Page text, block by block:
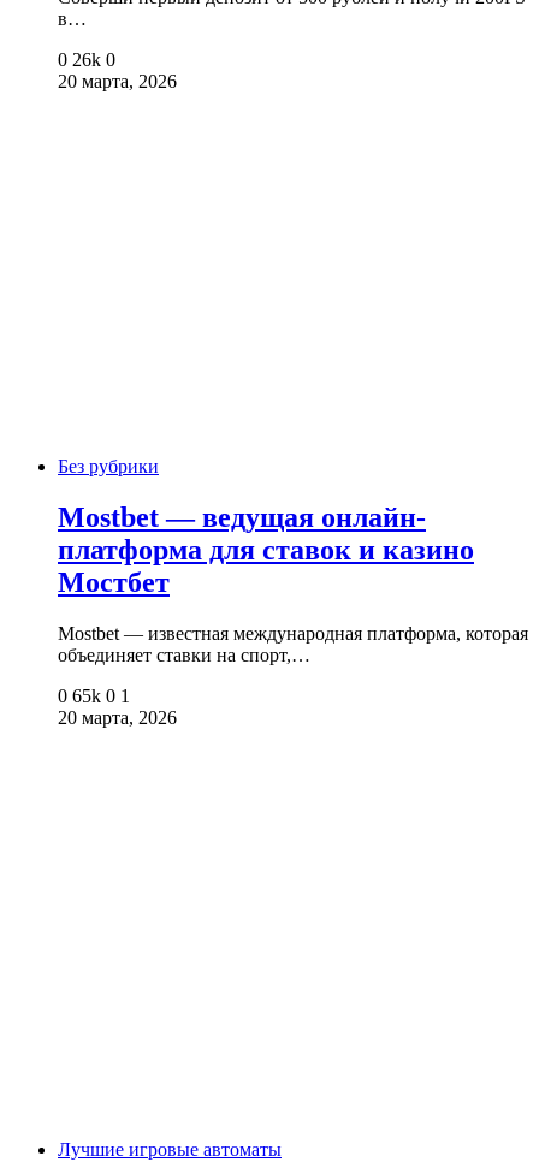
в…
0 26k 0
20 марта, 2026
Без рубрики
Mostbet — ведущая онлайн-
платформа для ставок и казино
Мостбет
Mostbet — известная международная платформа, которая
объединяет ставки на спорт,…
0 65k 0 1
20 марта, 2026
Лучшие игровые автоматы